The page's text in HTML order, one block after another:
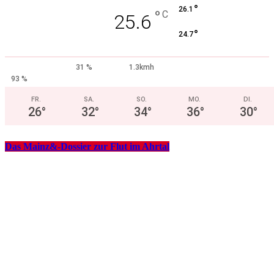
25.6 ° C 26.1 °
24.7°
31 %
1.3kmh
93 %
FR.
26°
SA.
32°
SO.
34°
MO.
36°
DI.
30°
Das Mainz&-Dossier zur Flut im Ahrtal